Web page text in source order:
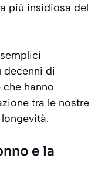
più insidiosa del
decenni di
hanno
tra le nostre
e la